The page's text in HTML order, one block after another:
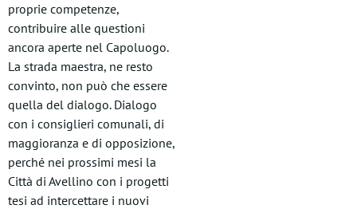
proprie competenze,
contribuire alle questioni
ancora aperte nel Capoluogo.
La strada maestra, ne resto
convinto, non può che essere
quella del dialogo. Dialogo
con i consiglieri comunali, di
maggioranza e di opposizione,
perché nei prossimi mesi la
Città di Avellino con i progetti
tesi ad intercettare i nuovi